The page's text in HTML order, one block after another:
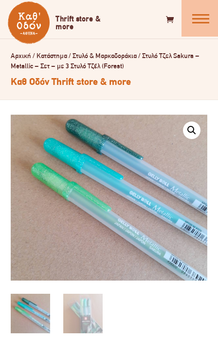
Αρχική / Κατάστημα/Στυλό & Μαρκαδοράκια/Στυλό Τζελ Sakura –
Metallic – Σετ – με 3 Στυλό Τζέλ (Forest)
Καθ Οδόν Thrift store & more